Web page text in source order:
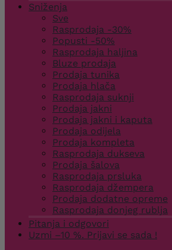
Sniženja
Sve
Rasprodaja -30%
Popusti -50%
Rasprodaja haljina
Bluze prodaja
Prodaja tunika
Prodaja hlača
Rasprodaja suknji
Prodaja jakni
Prodaja jakni i kaputa
Prodaja odijela
Prodaja kompleta
Rasprodaja dukseva
Prodaja šalova
Rasprodaja prsluka
Rasprodaja džempera
Prodaja dodatne opreme
Rasprodaja donjeg rublja
Pitanja i odgovori
Uzmi –10 %. Prijavi se sada !